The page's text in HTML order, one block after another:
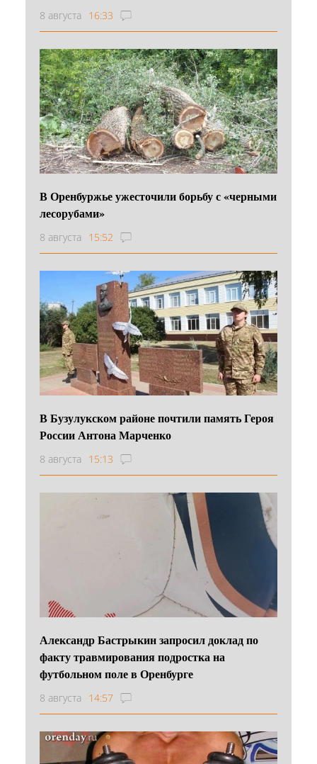
8 августа 16:33
В Оренбуржье ужесточили борьбу с «черными
лесорубами»
8 августа 15:52
В Бузулукском районе почтили память Героя
России Антона Марченко
8 августа 15:13
Александр Бастрыкин запросил доклад по
факту травмирования подростка на
футбольном поле в Оренбурге
8 августа 14:57